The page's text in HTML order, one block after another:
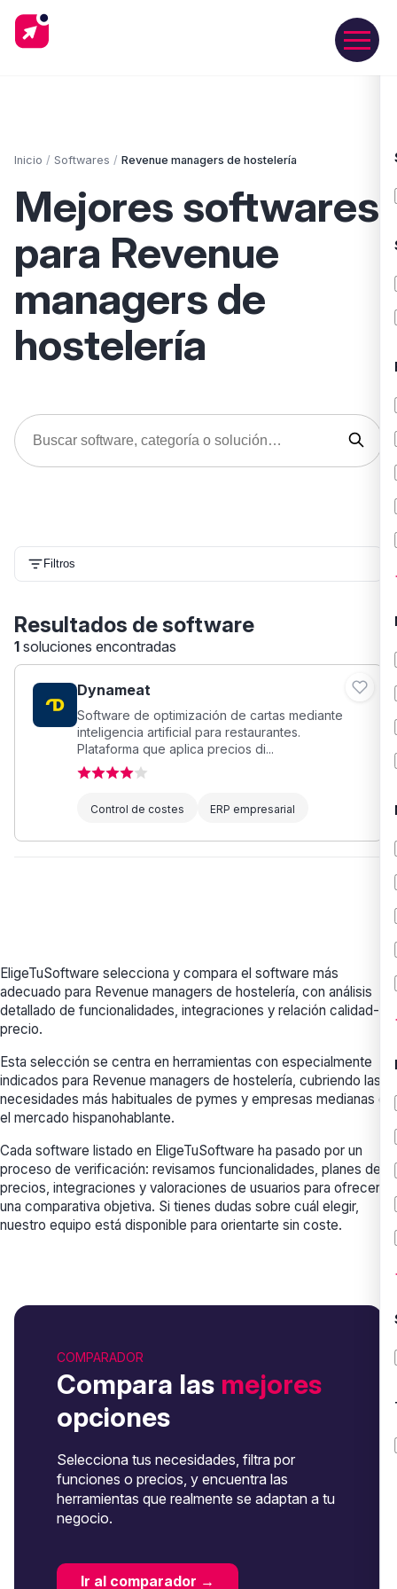
Inicio / Softwares / Revenue managers de hostelería
Mejores softwares
para Revenue
managers de
hostelería
Filtros
Resultados de software
1 soluciones encontradas
Dynameat
Software de optimización de cartas mediante
inteligencia artificial para restaurantes.
Plataforma que aplica precios di...
Control de costes ERP empresarial
EligeTuSoftware selecciona y compara el software más
adecuado para Revenue managers de hostelería, con análisis
detallado de funcionalidades, integraciones y relación calidad-
precio.
Esta selección se centra en herramientas con especialmente
indicados para Revenue managers de hostelería, cubriendo las
necesidades más habituales de pymes y empresas medianas en
el mercado hispanohablante.
Cada software listado en EligeTuSoftware ha pasado por un
proceso de verificación: revisamos funcionalidades, planes de
precios, integraciones y valoraciones de usuarios para ofrecerte
una comparativa objetiva. Si tienes dudas sobre cuál elegir,
nuestro equipo está disponible para orientarte sin coste.
COMPARADOR
Compara las mejores
opciones
Selecciona tus necesidades, filtra por
funciones o precios, y encuentra las
herramientas que realmente se adaptan a tu
negocio.
Ir al comparador →